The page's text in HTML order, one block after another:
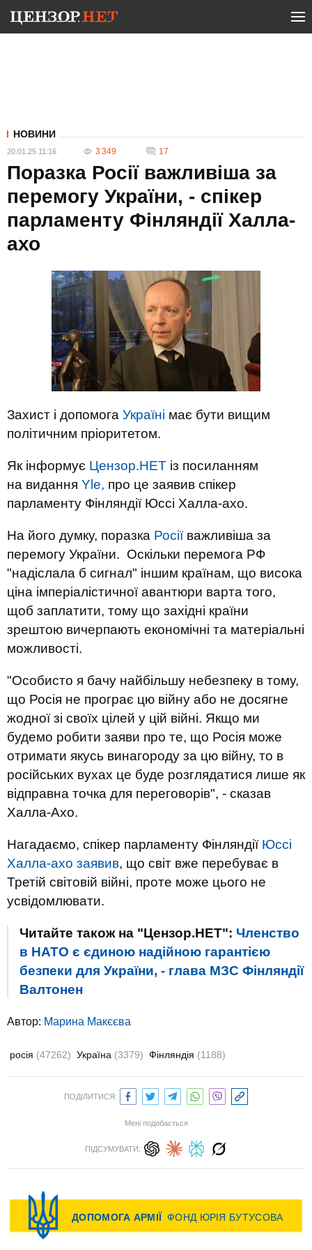
НОВИНИ
20.01.25 11:16 3 349 17
Поразка Росії важливіша за
перемогу України, - спікер
парламенту Фінляндії Халла-
ахо
Захист і допомога Україні має бути вищим
політичним пріоритетом.
Як інформує Цензор.НЕТ із посиланням
на видання Yle, про це заявив спікер
парламенту Фінляндії Юссі Халла-ахо.
На його думку, поразка Росіїважливіша за
перемогу України. Оскільки перемога РФ
"надіслала б сигнал" іншим країнам, що висока
ціна імперіалістичної авантюри варта того,
щоб заплатити, тому що західні країни
зрештою вичерпають економічні та матеріальні
можливості.
"Особисто я бачу найбільшу небезпеку в тому,
що Росія не програє цю війну або не досягне
жодної зі своїх цілей у цій війні. Якщо ми
будемо робити заяви про те, що Росія може
отримати якусь винагороду за цю війну, то в
російських вухах це буде розглядатися лише як
відправна точка для переговорів", - сказав
Халла-Ахо.
Нагадаємо, спікер парламенту Фінляндії Юссі
Халла-ахо заявив, що світ вже перебуває в
Третій світовій війні, проте може цього не
усвідомлювати.
Читайте також на "Цензор.НЕТ": Членство
в НАТО є єдиною надійною гарантією
безпеки для України, - глава МЗС Фінляндії
Валтонен
Автор: Марина Макєєва
росія (47262) Україна (3379) Фінляндія (1188)
ПОДІЛИТИСЯ:
Мені подобається
ПІДСУМУВАТИ: